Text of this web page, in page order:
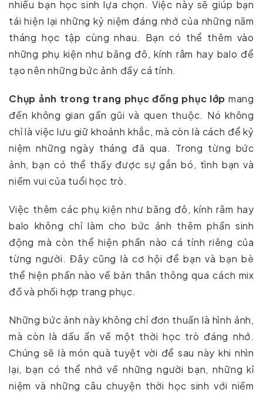
nhiều bạn học sinh lựa chọn. Việc này sẽ giúp bạn
tái hiện lại những kỷ niệm đáng nhớ của những năm
tháng học tập cùng nhau. Bạn có thể thêm vào
những phụ kiện như băng đô, kính râm hay balo để
tạo nên những bức ảnh đầy cá tính.
Chụp ảnh trong trang phục đồng phục lớp mang
đến không gian gần gũi và quen thuộc. Nó không
chỉ là việc lưu giữ khoảnh khắc, mà còn là cách để kỷ
niệm những ngày tháng đã qua. Trong từng bức
ảnh, bạn có thể thấy được sự gắn bó, tình bạn và
niềm vui của tuổi học trò.
Việc thêm các phụ kiện như băng đô, kính râm hay
balo không chỉ làm cho bức ảnh thêm phần sinh
động mà còn thể hiện phần nào cá tính riêng của
từng người. Đây cũng là cơ hội để bạn và bạn bè
thể hiện phần nào về bản thân thông qua cách mix
đồ và phối hợp trang phục.
Những bức ảnh này không chỉ đơn thuần là hình ảnh,
mà còn là dấu ấn về một thời học trò đáng nhớ.
Chúng sẽ là món quà tuyệt vời để sau này khi nhìn
lại, bạn có thể nhớ về những người bạn, những kỉ
niệm và những câu chuyện thời học sinh với niềm